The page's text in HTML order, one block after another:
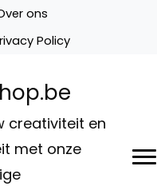
ons
Policy
creativiteit en
met onze